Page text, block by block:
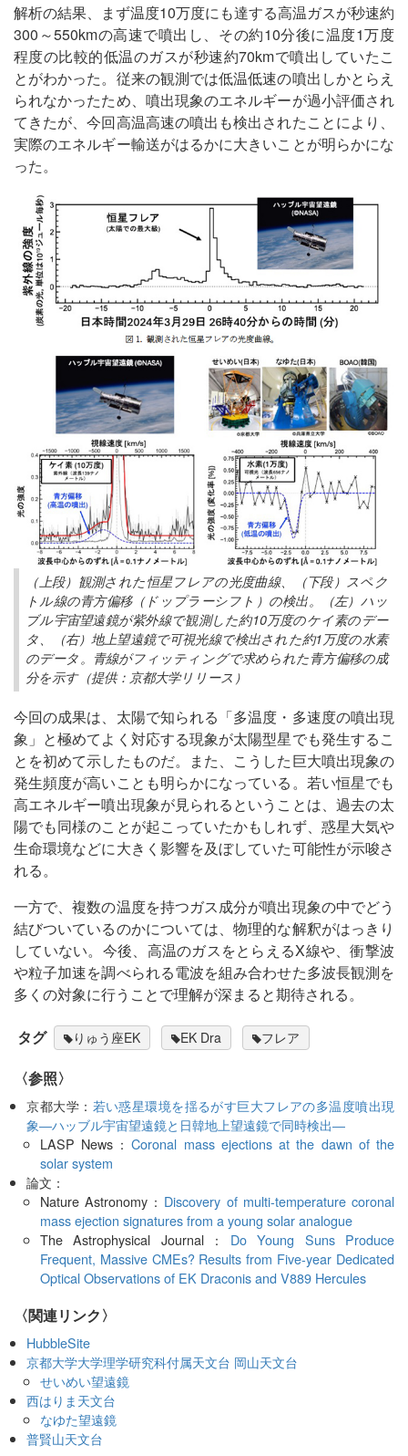
解析の結果、まず温度10万度にも達する高温ガスが秒速約
300～550kmの高速で噴出し、その約10分後に温度1万度
程度の比較的低温のガスが秒速約70kmで噴出していたこ
とがわかった。従来の観測では低温低速の噴出しかとらえ
られなかったため、噴出現象のエネルギーが過小評価され
てきたが、今回高温高速の噴出も検出されたことにより、
実際のエネルギー輸送がはるかに大きいことが明らかにな
った。
（上段）観測された恒星フレアの光度曲線、（下段）スペク
トル線の青方偏移（ドップラーシフト）の検出。（左）ハッ
ブル宇宙望遠鏡が紫外線で観測した約10万度のケイ素のデー
タ、（右）地上望遠鏡で可視光線で検出された約1万度の水素
のデータ。青線がフィッティングで求められた青方偏移の成
分を示す（提供：京都大学リリース）
今回の成果は、太陽で知られる「多温度・多速度の噴出現
象」と極めてよく対応する現象が太陽型星でも発生するこ
とを初めて示したものだ。また、こうした巨大噴出現象の
発生頻度が高いことも明らかになっている。若い恒星でも
高エネルギー噴出現象が見られるということは、過去の太
陽でも同様のことが起こっていたかもしれず、惑星大気や
生命環境などに大きく影響を及ぼしていた可能性が示唆さ
れる。
一方で、複数の温度を持つガス成分が噴出現象の中でどう
結びついているのかについては、物理的な解釈がはっきり
していない。今後、高温のガスをとらえるX線や、衝撃波
や粒子加速を調べられる電波を組み合わせた多波長観測を
多くの対象に行うことで理解が深まると期待される。
タグ りゅう座EK EK Dra フレア
〈参照〉
京都大学： 若い惑星環境を揺るがす巨大フレアの多温度噴出現
象―ハッブル宇宙望遠鏡と日韓地上望遠鏡で同時検出―
LASP News：Coronal mass ejections at the dawn of the
solar system
論文：
Nature Astronomy： Discovery of multi-temperature coronal
mass ejection signatures from a young solar analogue
The Astrophysical Journal： Do Young Suns Produce
Frequent, Massive CMEs? Results from Five-year Dedicated
Optical Observations of EK Draconis and V889 Hercules
〈関連リンク〉
HubbleSite
京都大学大学理学研究科付属天文台 岡山天文台
せいめい望遠鏡
西はりま天文台
なゆた望遠鏡
普賢山天文台